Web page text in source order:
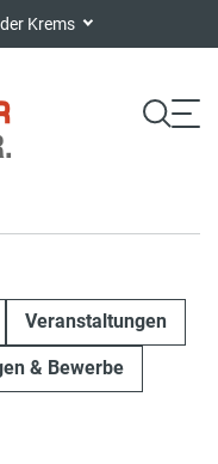
Krems
Veranstaltungen
& Bewerbe